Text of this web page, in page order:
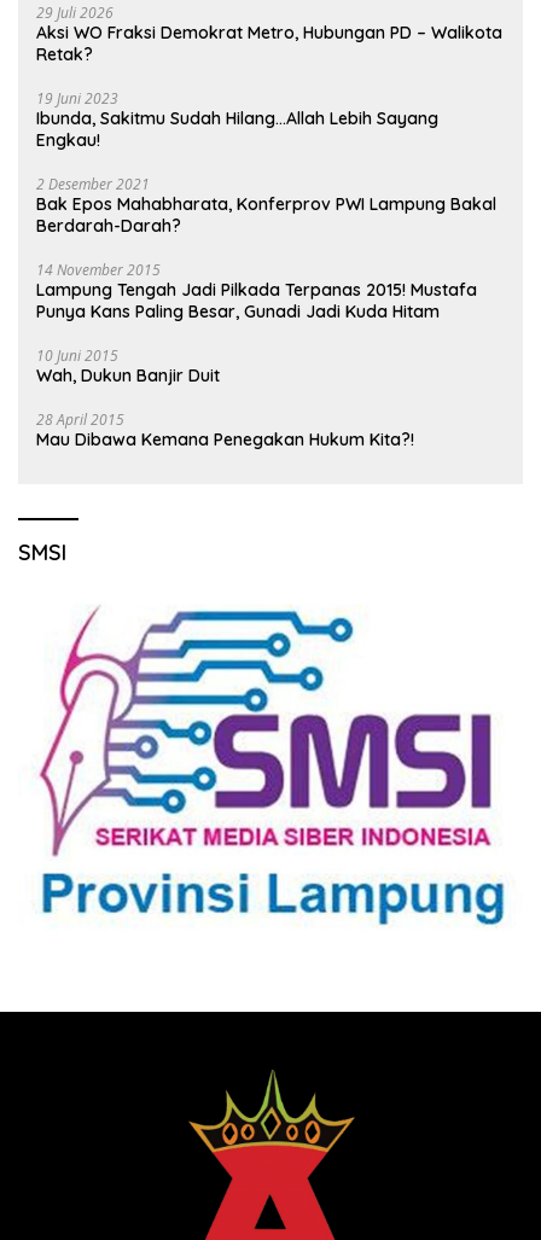
29 Juli 2026
Aksi WO Fraksi Demokrat Metro, Hubungan PD – Walikota
Retak?
19 Juni 2023
Ibunda, Sakitmu Sudah Hilang…Allah Lebih Sayang
Engkau!
2 Desember 2021
Bak Epos Mahabharata, Konferprov PWI Lampung Bakal
Berdarah-Darah?
14 November 2015
Lampung Tengah Jadi Pilkada Terpanas 2015! Mustafa
Punya Kans Paling Besar, Gunadi Jadi Kuda Hitam
10 Juni 2015
Wah, Dukun Banjir Duit
28 April 2015
Mau Dibawa Kemana Penegakan Hukum Kita?!
SMSI